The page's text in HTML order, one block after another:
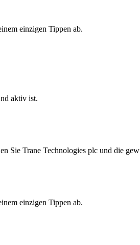
einzigen Tippen ab.
aktiv ist.
Sie Trane Technologies plc und die
einzigen Tippen ab.